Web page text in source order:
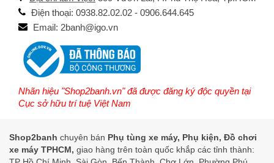
Điện thoại: 0938.82.02.02 - 0906.644.645
Email: 2banh@igo.vn
Nhãn hiệu "Shop2banh.vn" đã được đăng ký độc quyền tại
Cục sở hữu trí tuệ Việt Nam
Shop2banh chuyên bán Phụ tùng xe máy, Phụ kiện, Đồ chơi
xe máy TPHCM, giao hàng trên toàn quốc khắp các tỉnh thành: